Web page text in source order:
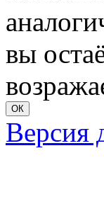
вы
ОК
Версия